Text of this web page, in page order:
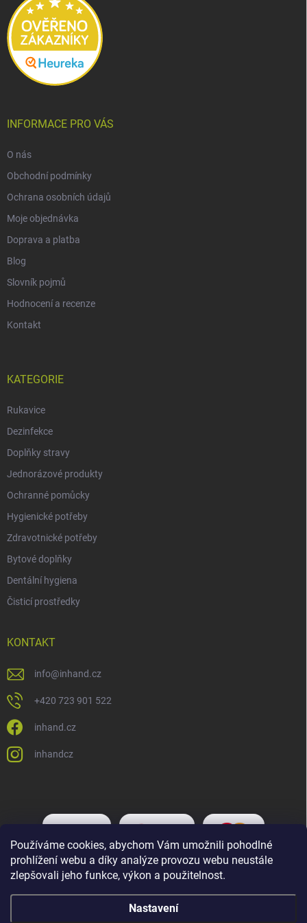
Používáme cookies, abychom Vám umožnili pohodlné
prohlížení webu a díky analýze provozu webu neustále
zlepšovali jeho funkce, výkon a použitelnost.
Nastavení
INFORMACE PRO VÁS
O nás
Obchodní podmínky
Ochrana osobních údajů
Moje objednávka
Doprava a platba
Blog
Slovník pojmů
Hodnocení a recenze
Kontakt
KATEGORIE
Rukavice
Dezinfekce
Doplňky stravy
Jednorázové produkty
Ochranné pomůcky
Hygienické potřeby
Zdravotnické potřeby
Bytové doplňky
Dentální hygiena
Čisticí prostředky
KONTAKT
info@inhand.cz
+420 723 901 522
inhand.cz
inhandcz